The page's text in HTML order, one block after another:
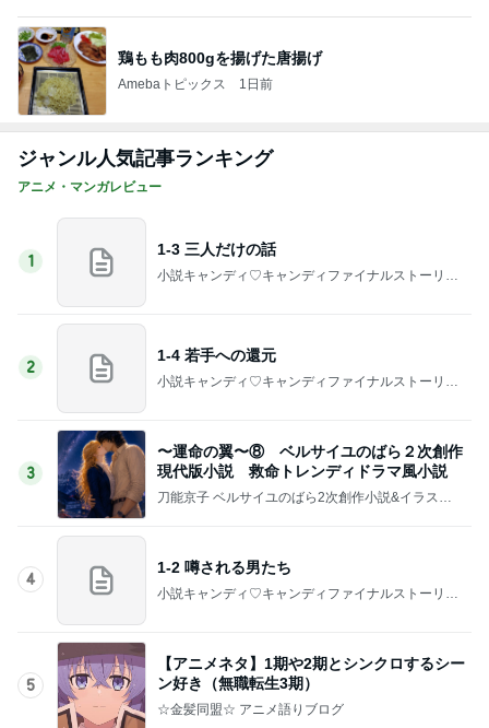
鶏もも肉800gを揚げた唐揚げ
Amebaトピックス 1日前
ジャンル人気記事ランキング
アニメ・マンガレビュー
1
1-3 三人だけの話
小説キャンディ♡キャンディファイナルストーリー
2
1-4 若手への還元
小説キャンディ♡キャンディファイナルストーリー
3
〜運命の翼〜⑧ ベルサイユのばら２次創作
現代版小説 救命トレンディドラマ風小説
刀能京子 ベルサイユのばら2次創作小説&イラスト
4
1-2 噂される男たち
小説キャンディ♡キャンディファイナルストーリー
5
【アニメネタ】1期や2期とシンクロするシー
ン好き（無職転生3期）
☆金髪同盟☆ アニメ語りブログ